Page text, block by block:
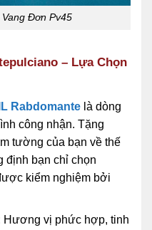
Đơn Pv45
– Lựa Chọn
IL Rabdomantelà dòng
công nhận. Tặng
tường của bạn về thế
định bạn chỉ chọn
kiểm nghiệm bởi
Hương vị phức hợp, tinh